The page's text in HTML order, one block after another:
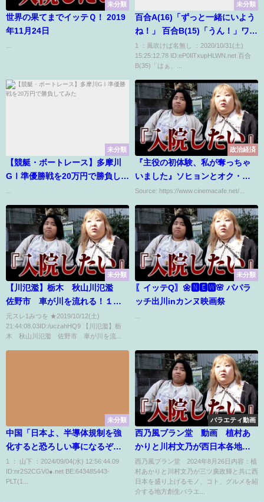
未分類
世界の果てまでイッテＱ！ 2019
年11月24日
未分類
百合A(16)「ずっと一緒にいよう
ね！」 百合B(15)「うん！」ワイ
「あら＾～」
1 ：風吹けば名無し ：2020/10/31(土)
15:25:12.78 ID:eP0IlTxupHLWN.net 百合
B(35)「はぁ、...
未分類
【競艇・ボートレース】多摩川
GⅠ準優勝戦を20万円で勝負して
政治経済
『主役の初体験、私が奪っちゃ
いました』ソヒョンとオク・テ
ギョンのオフショットに胸キュ
ン
Source: https://www.cinemacafe.net/...
未分類
【川氾濫】栃木 秋山川氾濫
佐野市 車が川を流れる！１２
日２１時
元スレ1みつを ★2019/10/12(土)
21:44:08.03ID:/uczahHQ9 【川氾濫】栃
木 秋山川氾濫 佐野市 車が川を流...
未分類
〖イッテQ〗🌼🅽🅴🆆🌸 パパラ
ッチ出川inカンヌ映画祭
未分類
中国「日本よ、半導体規制を強
化すると恐ろしい事になるぞ。
本当に良いのか？」
1 ： 山下 ：2024/09/04(水) 12:56:44.09
ID:nr2S2CGV0●.net BE:643485443-
PLT(1...
バラエティ動画
西乃風ブラン堂 動画 植村あ
かりと川村文乃が西日本各地の
ご当地ブランドを発掘 8月26日
西乃風ブラン堂 2024年8月26日内容：植
村あかりと川村文乃が三ツ廣政輝と共に西
日本を盛り上げるモノ、コト、グルメを紹
介する地方創生バラエ...